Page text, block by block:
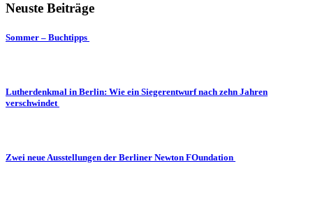
Neuste Beiträge
Sommer – Buchtipps
Lutherdenkmal in Berlin: Wie ein Siegerentwurf nach zehn Jahren
verschwindet
Zwei neue Ausstellungen der Berliner Newton FOundation